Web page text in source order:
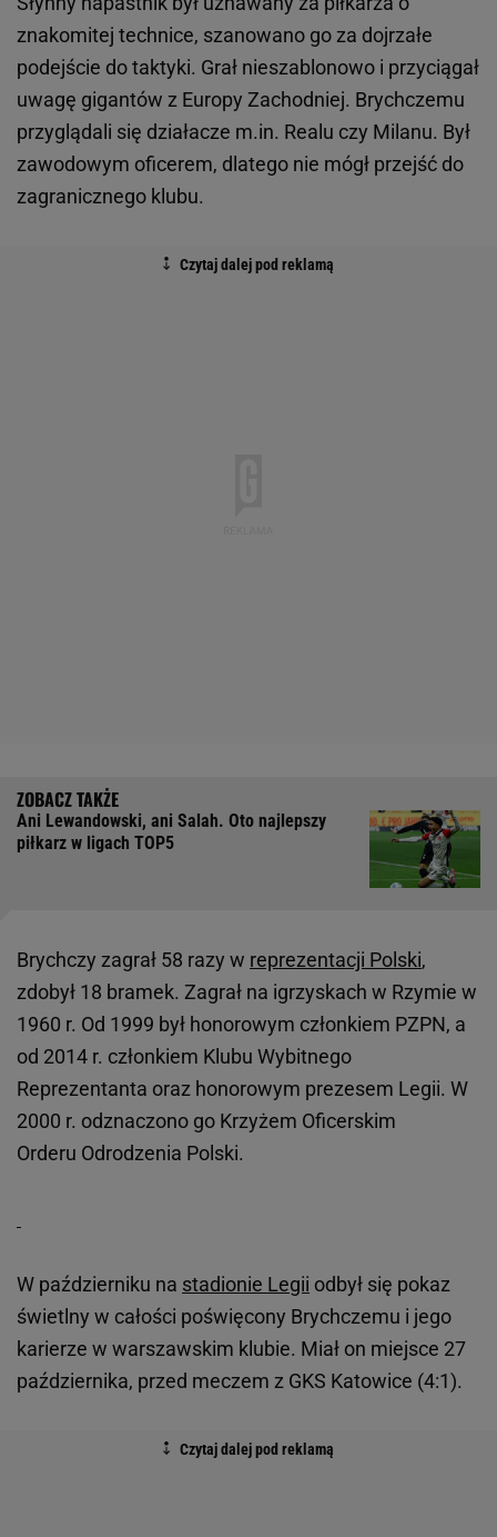
znakomitej technice, szanowano go za dojrzałe
podejście do taktyki. Grał nieszablonowo i przyciągał
uwagę gigantów z Europy Zachodniej. Brychczemu
przyglądali się działacze m.in. Realu czy Milanu. Był
zawodowym oficerem, dlatego nie mógł przejść do
zagranicznego klubu.
Ani Lewandowski, ani Salah. Oto najlepszy
piłkarz w ligach TOP5
Brychczy zagrał 58 razy w reprezentacji Polski,
zdobył 18 bramek. Zagrał na igrzyskach w Rzymie w
1960 r. Od 1999 był honorowym członkiem PZPN, a
od 2014 r. członkiem Klubu Wybitnego
Reprezentanta oraz honorowym prezesem Legii. W
2000 r. odznaczono go Krzyżem Oficerskim
Orderu Odrodzenia Polski.
W październiku na stadionie Legii odbył się pokaz
świetlny w całości poświęcony Brychczemu i jego
karierze w warszawskim klubie. Miał on miejsce 27
października, przed meczem z GKS Katowice (4:1).